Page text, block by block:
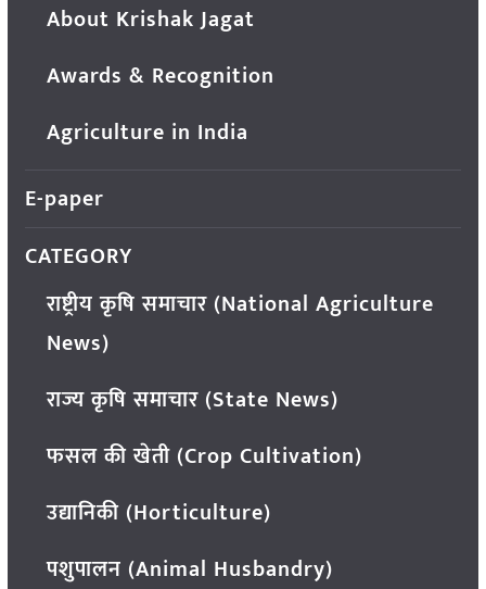
About Krishak Jagat
Awards & Recognition
Agriculture in India
E-paper
CATEGORY
राष्ट्रीय कृषि समाचार (National Agriculture
News)
राज्य कृषि समाचार (State News)
फसल की खेती (Crop Cultivation)
उद्यानिकी (Horticulture)
पशुपालन (Animal Husbandry)